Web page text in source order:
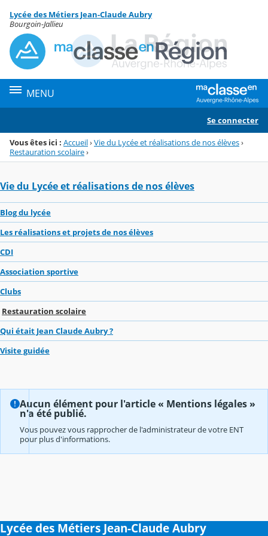
Menu de la rubrique
Contenu
Lycée des Métiers Jean-Claude Aubry
Bourgoin-Jallieu
MENU
Se connecter
Vous êtes ici : Accueil›Vie du Lycée et réalisations de nos élèves›
Restauration scolaire›
Vie du Lycée et réalisations de nos élèves
Blog du lycée
Les réalisations et projets de nos élèves
CDI
Association sportive
Clubs
Restauration scolaire
Qui était Jean Claude Aubry ?
Visite guidée
Aucun élément pour l'article « Mentions légales »
n'a été publié.
Vous pouvez vous rapprocher de l'administrateur de votre ENT
pour plus d'informations.
Lycée des Métiers Jean-Claude Aubry